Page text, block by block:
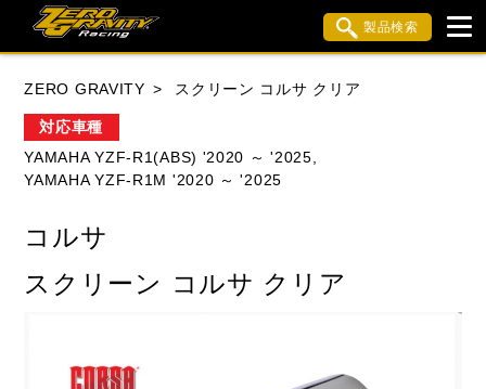
製品検索
KAWASAKI
DUCATI MV AGUSTA TRIUMPH
ZERO GRAVITY スクリーン コルサ クリア
対応車種
YAMAHA YZF-R1(ABS) '2020 ～ '2025,
YAMAHA YZF-R1M '2020 ～ '2025
コルサ
スクリーン コルサ クリア